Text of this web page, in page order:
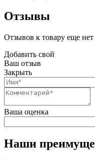
Отзывы
Отзывов к товару еще нет
Добавить свой
Ваш отзыв
Закрыть
Ваша оценка
Наши